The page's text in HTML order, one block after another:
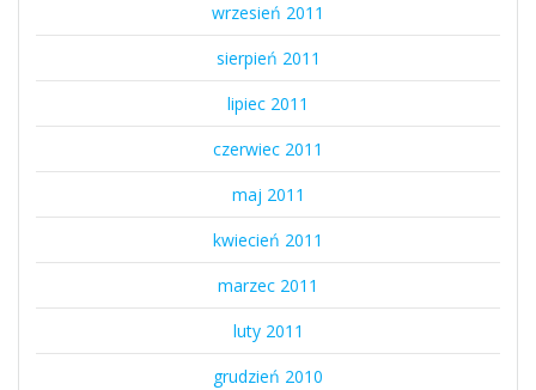
wrzesień 2011
sierpień 2011
lipiec 2011
czerwiec 2011
maj 2011
kwiecień 2011
marzec 2011
luty 2011
grudzień 2010